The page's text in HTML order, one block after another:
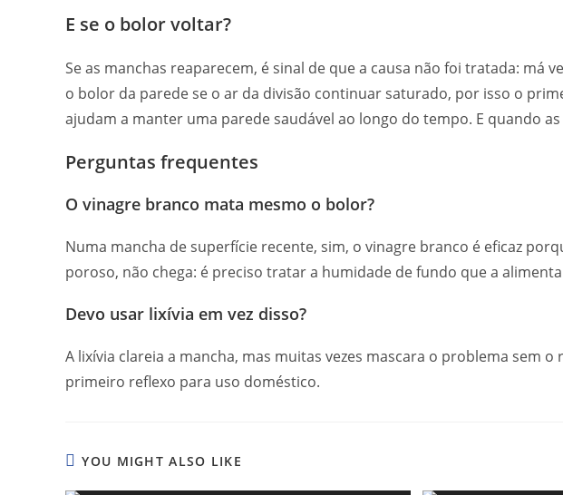
E se o bolor voltar?
Se as manchas reaparecem, é sinal de que a causa não foi tratada:
o bolor da parede se o ar da divisão continuar saturado, por isso o
ajudam a manter uma parede saudável ao longo do tempo. E quando
Perguntas frequentes
O vinagre branco mata mesmo o bolor?
Numa mancha de superfície recente, sim, o vinagre branco é eficaz
poroso, não chega: é preciso tratar a humidade de fundo que a
Devo usar lixívia em vez disso?
A lixívia clareia a mancha, mas muitas vezes mascara o problema sem
primeiro reflexo para uso doméstico.
YOU MIGHT ALSO LIKE